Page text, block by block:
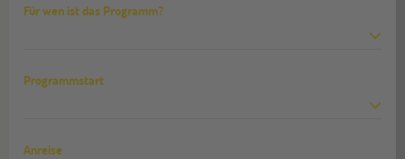
Für wen ist das Programm?
Programmstart
Anreise